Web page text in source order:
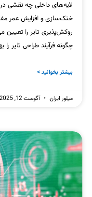
لایه‌های داخلی چه نقشی در
خنک‌سازی و افزایش عمر
چگونه فرآیند طراحی تایر را
بیشتر بخوانید >
میلور ایران آگوست 12, 2025